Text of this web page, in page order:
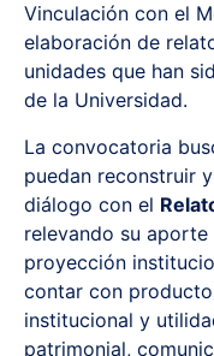
Vinculación con el
elaboración de
unidades que han
de la Universidad.
La convocatoria
puedan reconstruir
diálogo con el
relevando su
proyección
contar con
institucional y
patrimonial,